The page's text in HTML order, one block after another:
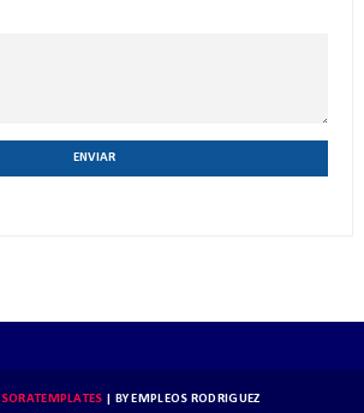
SORATEMPLATES | BYEMPLEOS RODRIGUEZ